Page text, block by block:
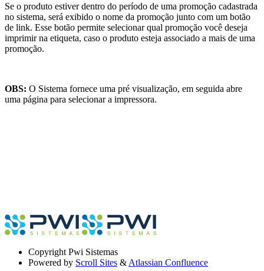
Se o produto estiver dentro do período de uma promoção cadastrada
no sistema, será exibido o nome da promoção junto com um botão
de link. Esse botão permite selecionar qual promoção você deseja
imprimir na etiqueta, caso o produto esteja associado a mais de uma
promoção.
OBS: O Sistema fornece uma pré visualização, em seguida abre
uma página para selecionar a impressora.
Copyright Pwi Sistemas
Powered by Scroll Sites & Atlassian Confluence